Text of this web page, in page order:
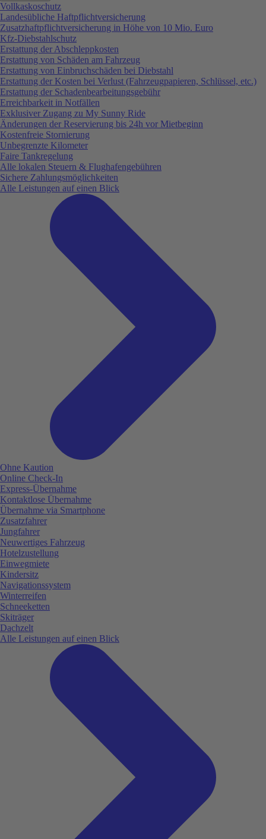
Vollkaskoschutz
Landesübliche Haftpflichtversicherung
Zusatzhaftpflichtversicherung in Höhe von 10 Mio. Euro
Kfz-Diebstahlschutz
Erstattung der Abschleppkosten
Erstattung von Schäden am Fahrzeug
Erstattung von Einbruchschäden bei Diebstahl
Erstattung der Kosten bei Verlust (Fahrzeugpapieren, Schlüssel, etc.)
Erstattung der Schadenbearbeitungsgebühr
Erreichbarkeit in Notfällen
Exklusiver Zugang zu My Sunny Ride
Änderungen der Reservierung bis 24h vor Mietbeginn
Kostenfreie Stornierung
Unbegrenzte Kilometer
Faire Tankregelung
Alle lokalen Steuern & Flughafengebühren
Sichere Zahlungsmöglichkeiten
Alle Leistungen auf einen Blick
Ohne Kaution
Online Check-In
Express-Übernahme
Kontaktlose Übernahme
Übernahme via Smartphone
Zusatzfahrer
Jungfahrer
Neuwertiges Fahrzeug
Hotelzustellung
Einwegmiete
Kindersitz
Navigationssystem
Winterreifen
Schneeketten
Skiträger
Dachzelt
Alle Leistungen auf einen Blick